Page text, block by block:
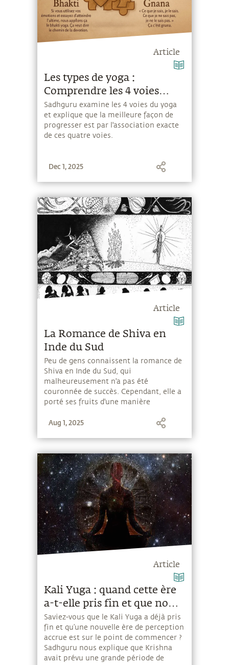
Article
Les types de yoga :
Comprendre les 4 voies
essentielles
Sadhguru examine les 4 voies du yoga
et explique que la meilleure façon de
progresser est par l'association exacte
de ces quatre voies.
Dec 1, 2025
Article
La Romance de Shiva en
Inde du Sud
Peu de gens connaissent la romance de
Shiva en Inde du Sud, qui
malheureusement n'a pas été
couronnée de succès. Cependant, elle a
porté ses fruits d'une manière
Kailash du Sud. Voici l'histoire.
Aug 1, 2025
Article
Kali Yuga : quand cette ère
a-t-elle pris fin et que nous
réserve l'avenir
Saviez-vous que le Kali Yuga a déjà pris
fin et qu’une nouvelle ère de perception
accrue est sur le point de commencer ?
Sadhguru nous explique que Krishna
avait prévu une grande période de